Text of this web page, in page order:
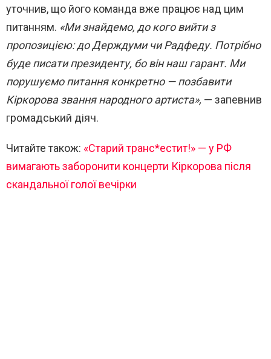
уточнив, що його команда вже працює над цим
питанням. «Ми знайдемо, до кого вийти з
пропозицією: до Держдуми чи Радфеду. Потрібно
буде писати президенту, бо він наш гарант. Ми
порушуємо питання конкретно — позбавити
Кіркорова звання народного артиста», — запевнив
громадський діяч.
Читайте також: «Старий транс*естит!» — у РФ
вимагають заборонити концерти Кіркорова після
скандальної голої вечірки